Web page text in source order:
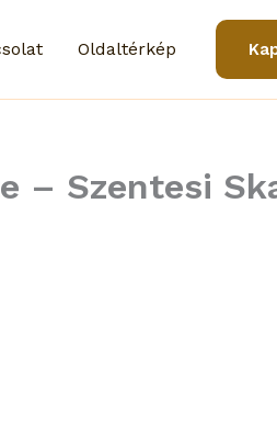
Oldaltérkép
– Szentesi